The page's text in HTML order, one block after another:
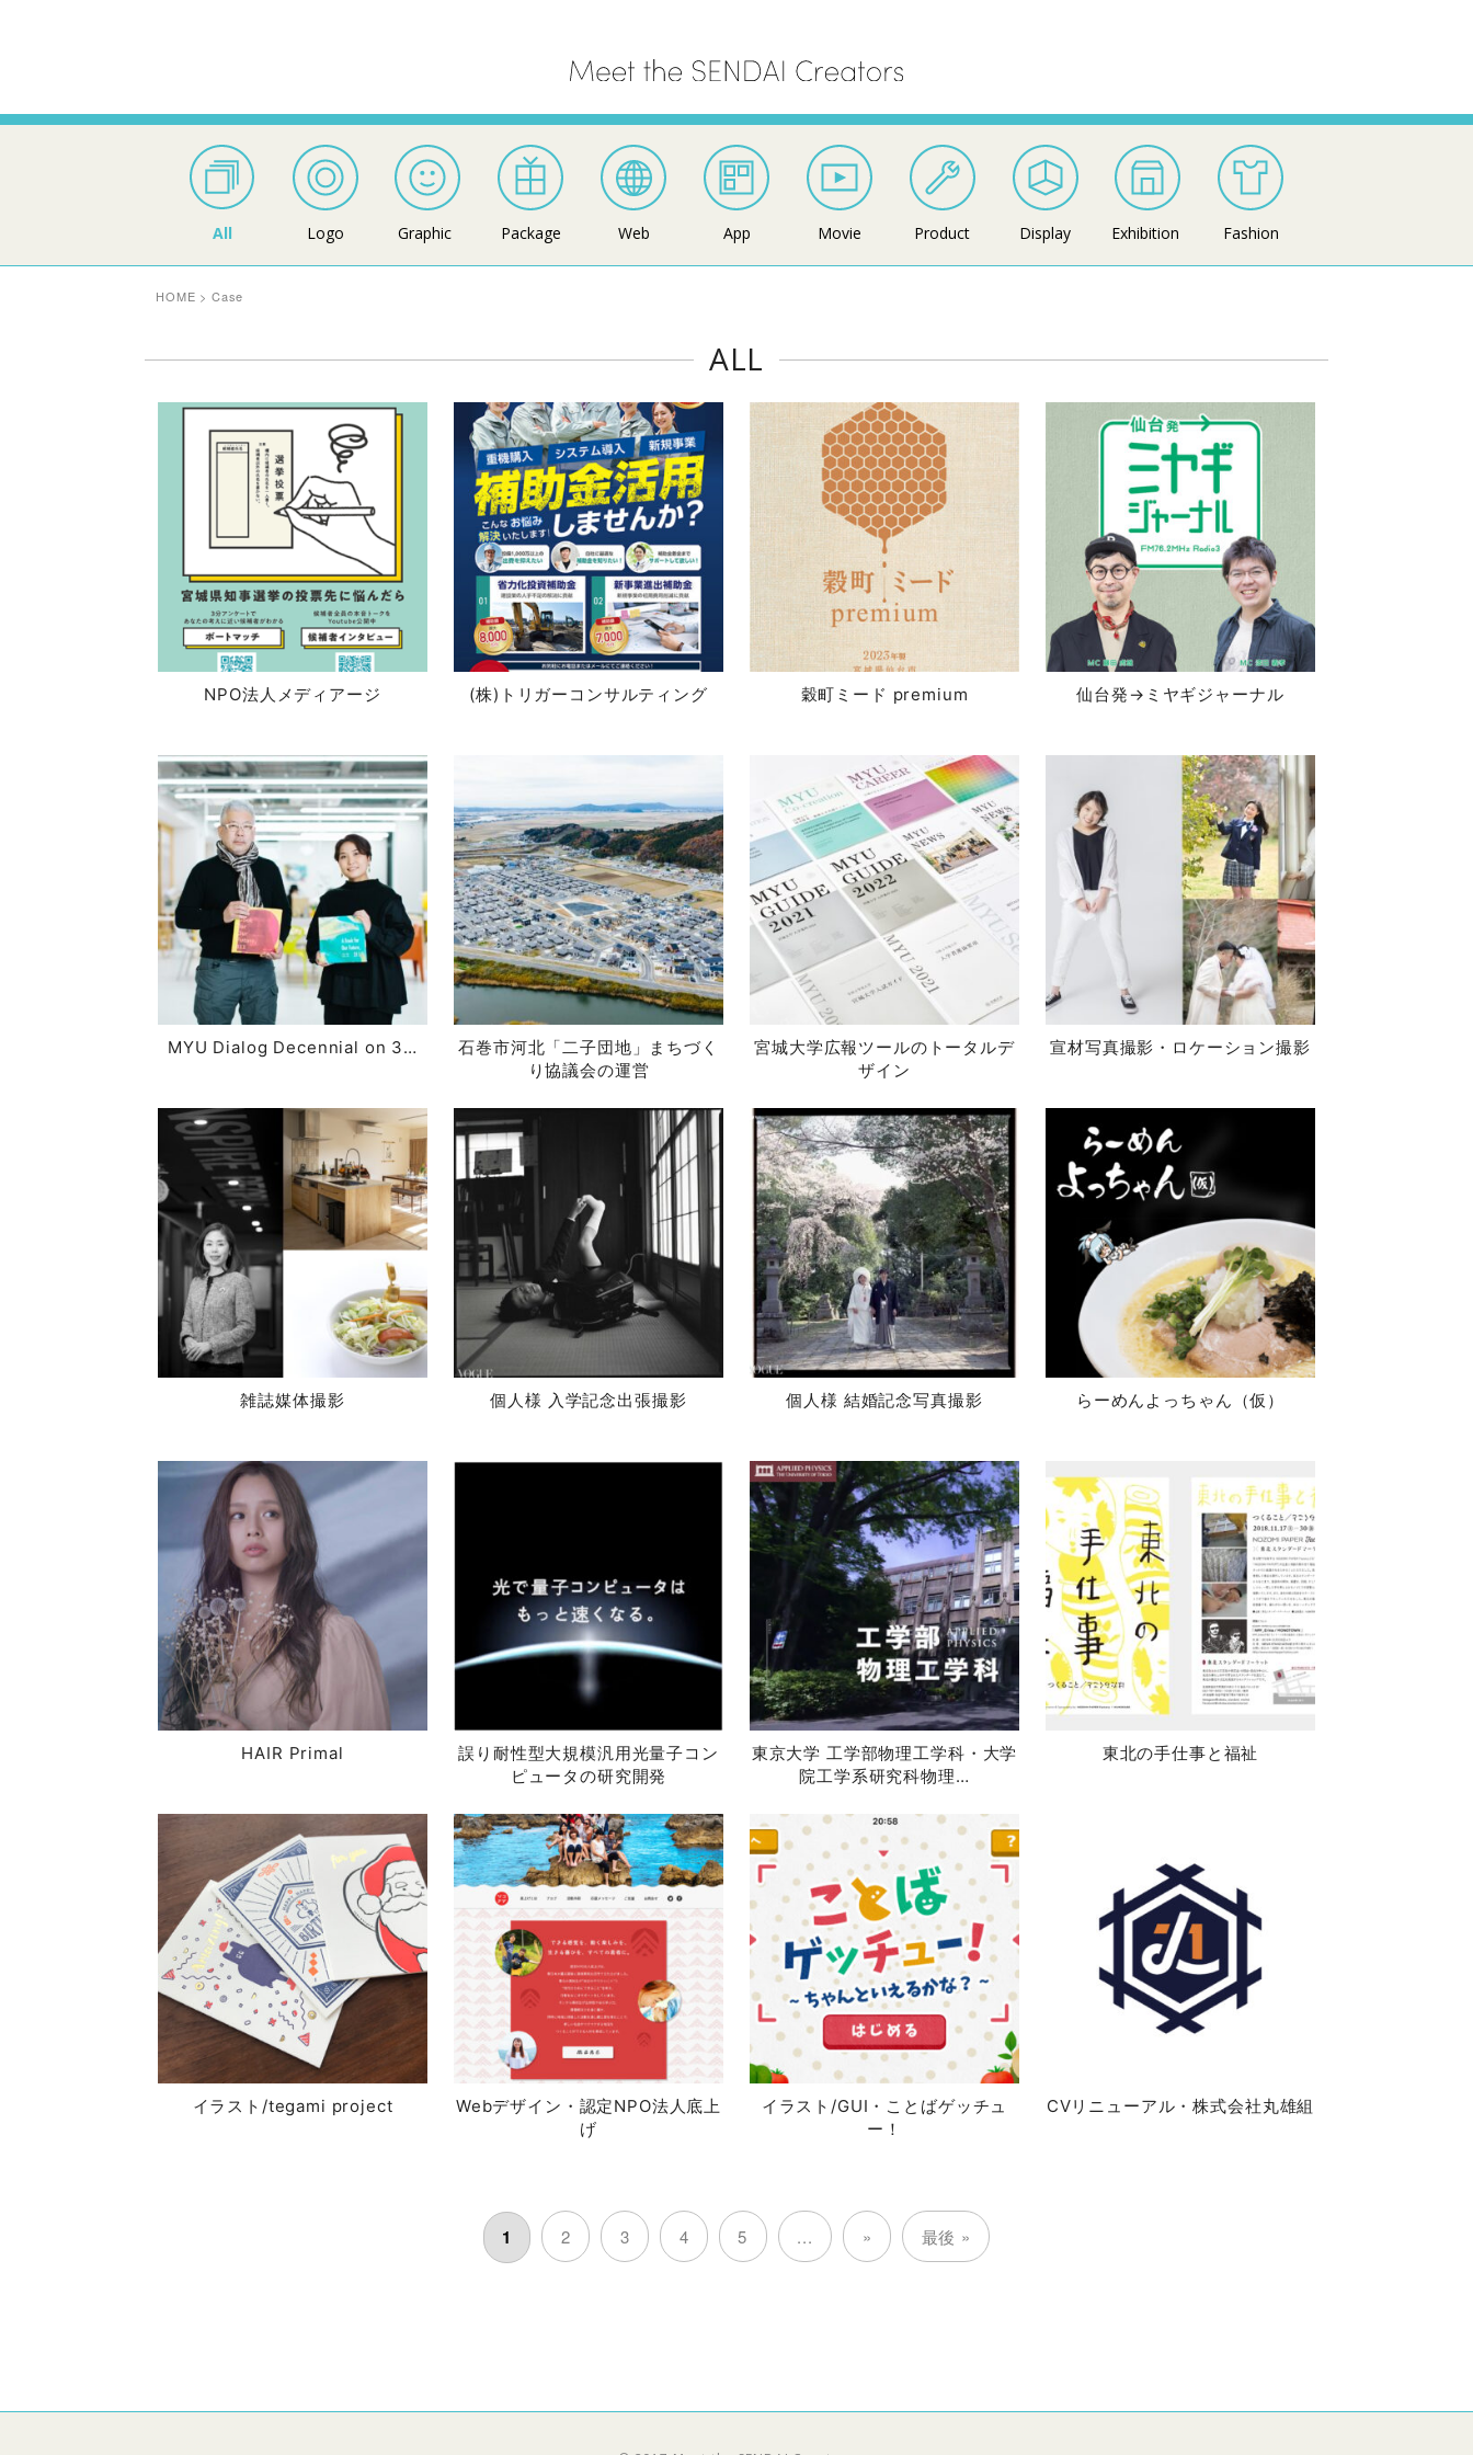
All Logo Graphic Package Web App Movie Product Display Exhibition Fashion
HOME > Case
ALL
NPO法人メディアージ (株)トリガーコンサルティング 穀町ミード premium 仙台発→ミヤギジャーナル
MYU Dialog Decennial on 3…
石巻市河北「二子団地」まちづく
り協議会の運営
宮城大学広報ツールのトータルデ
ザイン
宣材写真撮影・ロケーション撮影
雑誌媒体撮影 個人様 入学記念出張撮影 個人様 結婚記念写真撮影 らーめんよっちゃん（仮）
HAIR Primal
誤り耐性型大規模汎用光量子コン
ピュータの研究開発
東京大学 工学部物理工学科・大学
院工学系研究科物理…
東北の手仕事と福祉
イラスト/tegami project
Webデザイン・認定NPO法人底上
げ
イラスト/GUI・ことばゲッチュ
ー！
CVリニューアル・株式会社丸雄組
1 2 3 4 5 ... » 最後 »